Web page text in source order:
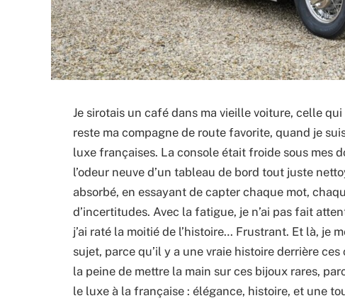
Je sirotais un café dans ma vieille voiture, celle
reste ma compagne de route favorite, quand je
luxe françaises. La console était froide sous mes
l’odeur neuve d’un tableau de bord tout juste
absorbé, en essayant de capter chaque mot,
d’incertitudes. Avec la fatigue, je n’ai pas fait
j’ai raté la moitié de l’histoire… Frustrant. Et là, je
sujet, parce qu’il y a une vraie histoire derrière
la peine de mettre la main sur ces bijoux rares,
le luxe à la française : élégance, histoire, et une